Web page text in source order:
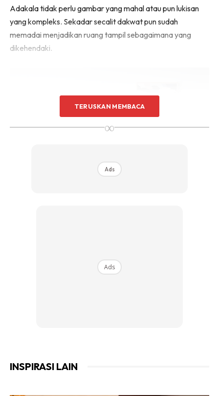
Sentuhan Midas penuh kemewahan dan elegant
untuk kediaman anda.
Adakala tidak perlu gambar yang mahal atau pun lukisan
yang kompleks. Sekadar secalit dakwat pun sudah
memadai menjadikan ruang tampil sebagaimana yang
dikehendaki.
Garisan yang lahir dari bentuk bingkai itulah yang
memberikan estetika pada corak mahu pun susunan
TERUSKAN MEMBACA
∞
Ads
Ads
INSPIRASI LAIN